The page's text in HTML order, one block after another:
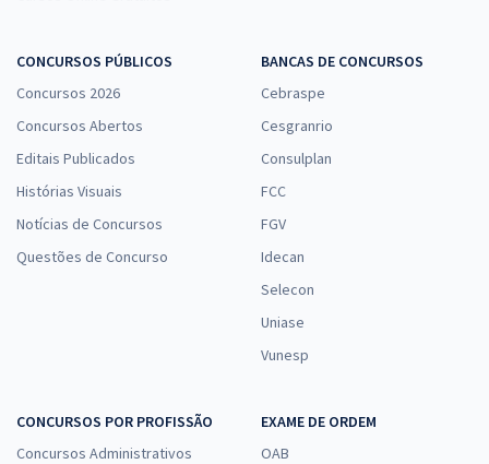
CONCURSOS PÚBLICOS
Concursos 2026
Concursos Abertos
Editais Publicados
Histórias Visuais
Notícias de Concursos
Questões de Concurso
BANCAS DE CONCURSOS
Cebraspe
Cesgranrio
Consulplan
FCC
FGV
Idecan
Selecon
Uniase
Vunesp
CONCURSOS POR PROFISSÃO
Concursos Administrativos
EXAME DE ORDEM
OAB